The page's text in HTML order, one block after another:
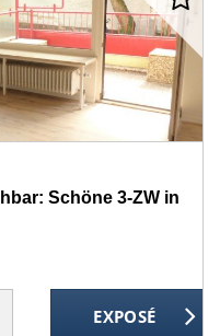
Schöne 3-ZW in